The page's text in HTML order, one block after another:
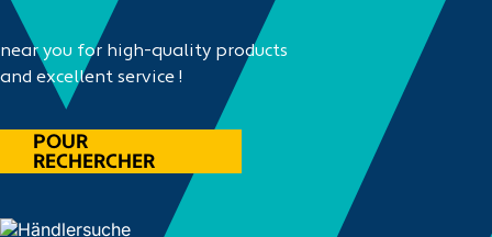
near you for high-quality products
and excellent service !
POUR
RECHERCHER